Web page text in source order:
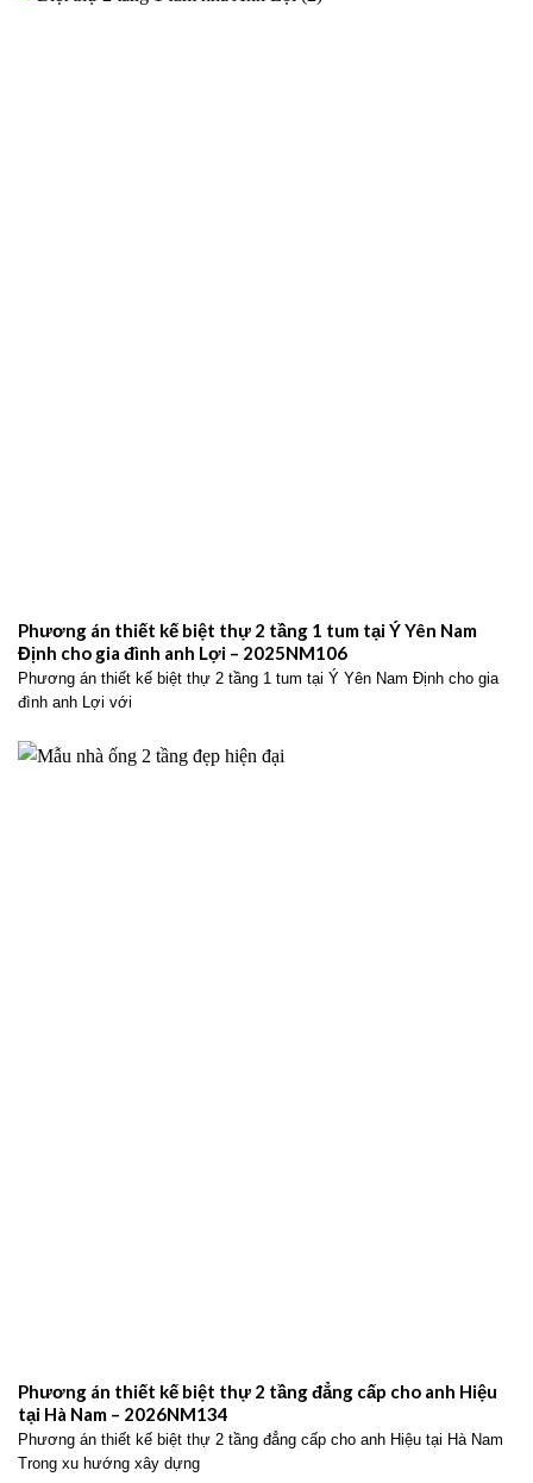
Phương án thiết kế biệt thự 2 tầng 1 tum tại Ý Yên Nam
Định cho gia đình anh Lợi – 2025NM106
Phương án thiết kế biệt thự 2 tầng 1 tum tại Ý Yên Nam Định cho gia
đình anh Lợi với
Phương án thiết kế biệt thự 2 tầng đẳng cấp cho anh Hiệu
tại Hà Nam – 2026NM134
Phương án thiết kế biệt thự 2 tầng đẳng cấp cho anh Hiệu tại Hà Nam
Trong xu hướng xây dựng